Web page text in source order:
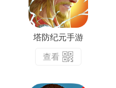
塔防纪元手游
查看